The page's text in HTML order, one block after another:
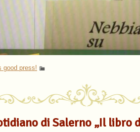
good press!
di Salerno „Il libro